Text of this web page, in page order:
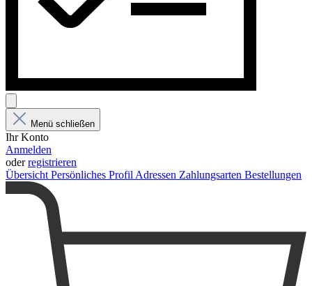
Menü schließen
Ihr Konto
Anmelden
oderregistrieren
Übersicht Persönliches Profil Adressen Zahlungsarten Bestellungen